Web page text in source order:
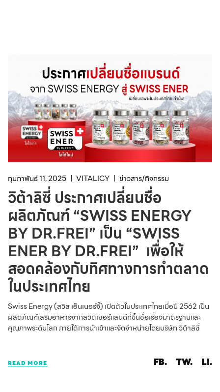
กุมภาพันธ์ 11, 2025 VITALICY ข่าวสาร/กิจกรรม
วิต้าลิซี่ ประกาศเปลี่ยนชื่อ
ผลิตภัณฑ์ “SWISS ENERGY
BY DR.FREI” เป็น “SWISS
ENER BY DR.FREI” เพื่อให้
สอดคล้องกับทิศทางการทำตลาด
ในประเทศไทย
Swiss Energy (สวิส เอ็นเนอร์จี้) เปิดตัวในประเทศไทยเมื่อปี 2562 เป็น
ผลิตภัณฑ์เสริมอาหารจากสวิตเซอร์แลนด์ที่ขึ้นชื่อเรื่องมาตรฐานและ
คุณภาพระดับโลก ภายใต้การนำเข้าและจัดจำหน่ายโดยบริษัท วิต้าลิซี่
READ MORE FB. TW. LI.